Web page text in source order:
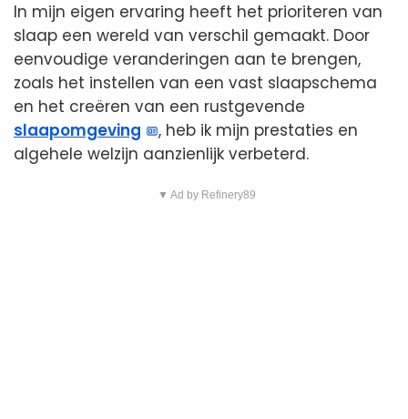
In mijn eigen ervaring heeft het prioriteren van
slaap een wereld van verschil gemaakt. Door
eenvoudige veranderingen aan te brengen,
zoals het instellen van een vast slaapschema
en het creëren van een rustgevende
slaapomgeving
, heb ik mijn prestaties en
algehele welzijn aanzienlijk verbeterd.
▼ Ad by Refinery89